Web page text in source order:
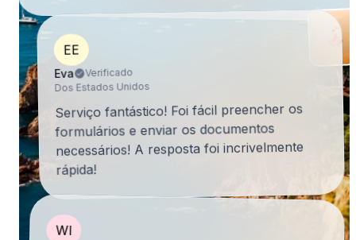
EE
Eva Verificado
Dos Estados Unidos
Serviço fantástico! Foi fácil preencher os
formulários e enviar os documentos
necessários! A resposta foi incrivelmente
rápida!
WI